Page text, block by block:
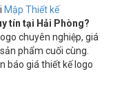
Mập Thiết kế
tín tại Hải Phòng?
chuyên nghiệp, giá
phẩm cuối cùng.
báo giá thiết kế logo